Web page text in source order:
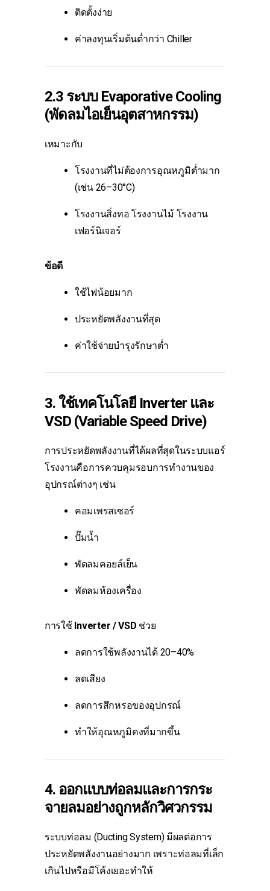
ติดตั้งง่าย
ค่าลงทุนเริ่มต้นต่ำกว่า Chiller
2.3 ระบบ Evaporative Cooling
(พัดลมไอเย็นอุตสาหกรรม)
เหมาะกับ
โรงงานที่ไม่ต้องการอุณหภูมิต่ำมาก
(เช่น 26–30°C)
โรงงานสิ่งทอ โรงงานไม้ โรงงาน
เฟอร์นิเจอร์
ข้อดี
ใช้ไฟน้อยมาก
ประหยัดพลังงานที่สุด
ค่าใช้จ่ายบำรุงรักษาต่ำ
3. ใช้เทคโนโลยี Inverter และ
VSD (Variable Speed Drive)
การประหยัดพลังงานที่ได้ผลที่สุดในระบบแอร์
โรงงานคือการควบคุมรอบการทำงานของ
อุปกรณ์ต่างๆ เช่น
คอมเพรสเซอร์
ปั๊มน้ำ
พัดลมคอยล์เย็น
พัดลมห้องเครื่อง
การใช้ Inverter / VSD ช่วย
ลดการใช้พลังงานได้ 20–40%
ลดเสียง
ลดการสึกหรอของอุปกรณ์
ทำให้อุณหภูมิคงที่มากขึ้น
4. ออกแบบท่อลมและการกระ
จายลมอย่างถูกหลักวิศวกรรม
ระบบท่อลม (Ducting System) มีผลต่อการ
ประหยัดพลังงานอย่างมาก เพราะท่อลมที่เล็ก
เกินไปหรือมีโค้งเยอะทำให้